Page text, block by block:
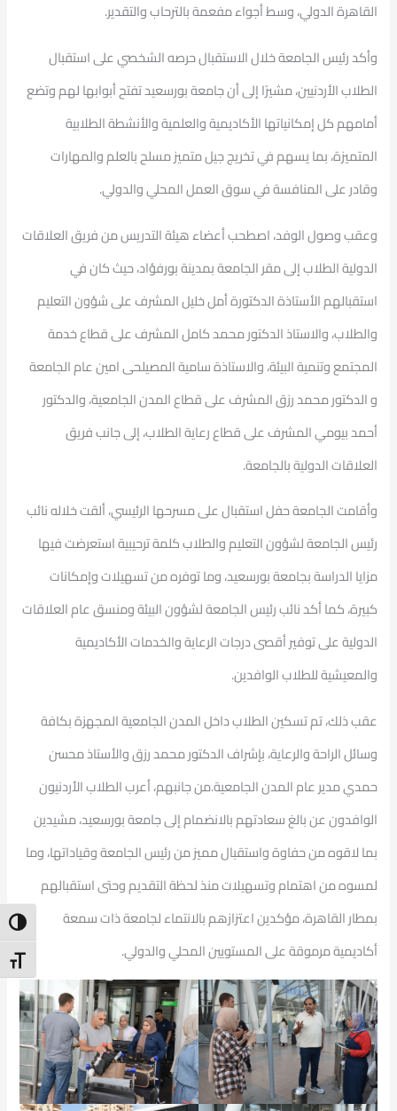
القاهرة الدولي، وسط أجواء مفعمة بالترحاب والتقدير.
وأكد رئيس الجامعة خلال الاستقبال حرصه الشخصي على استقبال
الطلاب الأردنيين، مشيرًا إلى أن جامعة بورسعيد تفتح أبوابها لهم وتضع
أمامهم كل إمكانياتها الأكاديمية والعلمية والأنشطة الطلابية
المتميزة، بما يسهم في تخريج جيل متميز مسلح بالعلم والمهارات
وقادر على المنافسة في سوق العمل المحلي والدولي.
وعقب وصول الوفد، اصطحب أعضاء هيئة التدريس من فريق العلاقات
الدولية الطلاب إلى مقر الجامعة بمدينة بورفؤاد، حيث كان في
استقبالهم الأستاذة الدكتورة أمل خليل المشرف على شؤون التعليم
والطلاب، والاستاذ الدكتور محمد كامل المشرف على قطاع خدمة
المجتمع وتنمية البيئة، والاستاذة سامية المصيلحى امين عام الجامعة
و الدكتور محمد رزق المشرف على قطاع المدن الجامعية، والدكتور
أحمد بيومي المشرف على قطاع رعاية الطلاب، إلى جانب فريق
العلاقات الدولية بالجامعة.
وأقامت الجامعة حفل استقبال على مسرحها الرئيسي، ألقت خلاله نائب
رئيس الجامعة لشؤون التعليم والطلاب كلمة ترحيبية استعرضت فيها
مزايا الدراسة بجامعة بورسعيد، وما توفره من تسهيلات وإمكانات
كبيرة، كما أكد نائب رئيس الجامعة لشؤون البيئة ومنسق عام العلاقات
الدولية على توفير أقصى درجات الرعاية والخدمات الأكاديمية
والمعيشية للطلاب الوافدين.
عقب ذلك، تم تسكين الطلاب داخل المدن الجامعية المجهزة بكافة
وسائل الراحة والرعاية، بإشراف الدكتور محمد رزق والأستاذ محسن
حمدي مدير عام المدن الجامعية.من جانبهم، أعرب الطلاب الأردنيون
الوافدون عن بالغ سعادتهم بالانضمام إلى جامعة بورسعيد، مشيدين
بما لاقوه من حفاوة واستقبال مميز من رئيس الجامعة وقياداتها، وما
لمسوه من اهتمام وتسهيلات منذ لحظة التقديم وحتى استقبالهم
بمطار القاهرة، مؤكدين اعتزازهم بالانتماء لجامعة ذات سمعة
أكاديمية مرموقة على المستويين المحلي والدولي.